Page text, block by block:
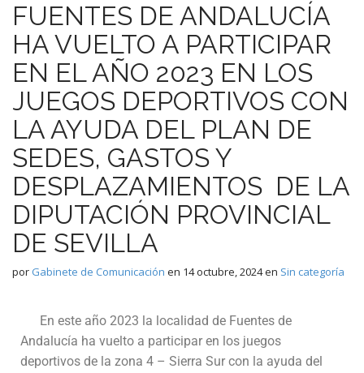
FUENTES DE ANDALUCÍA
HA VUELTO A PARTICIPAR
EN EL AÑO 2023 EN LOS
JUEGOS DEPORTIVOS CON
LA AYUDA DEL PLAN DE
SEDES, GASTOS Y
DESPLAZAMIENTOS DE LA
DIPUTACIÓN PROVINCIAL
DE SEVILLA
por Gabinete de Comunicación en 14 octubre, 2024en Sin categoría
En este año 2023 la localidad de Fuentes de
Andalucía ha vuelto a participar en los juegos
deportivos de la zona 4 – Sierra Sur con la ayuda del